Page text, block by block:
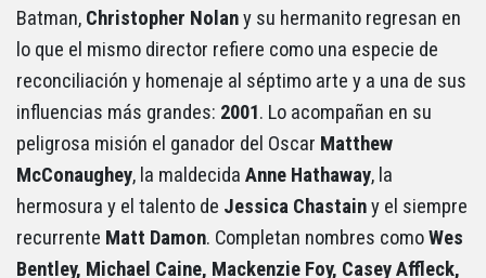
Batman, Christopher Nolany su hermanito regresan en
lo que el mismo director refiere como una especie de
reconciliación y homenaje al séptimo arte y a una de sus
influencias más grandes: 2001. Lo acompañan en su
peligrosa misión el ganador del Oscar Matthew
McConaughey, la maldecida Anne Hathaway, la
hermosura y el talento de Jessica Chastainy el siempre
recurrente Matt Damon. Completan nombres comoWes
Bentley, Michael Caine, Mackenzie Foy, Casey Affleck,